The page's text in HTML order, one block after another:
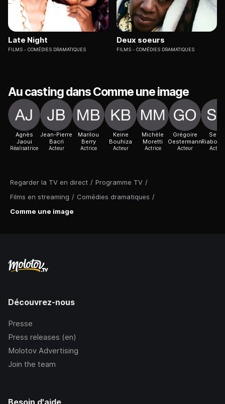
Regarder la TV en direct / Programme TV /
Films en streaming / Comédies dramatiques /
Comme une image
Late Night
FILMS COMÉDIES DRAMATIQUES
Deux soeurs
FILMS COMÉDIES DRAMATIQUES
Au casting dans Comme une image
Agnès
Jaoui
Réalisatrice
Jean-Pierre
Bacri
Acteur
Marilou
Berry
Actrice
Keine
Bouhiza
Acteur
Michèle
Moretti
Actrice
Grégoire
Oestermann
Acteur
Serge
Acteur
Découvrez-nous
Presse
Press releases (en)
Molotov Advertising
Join the team